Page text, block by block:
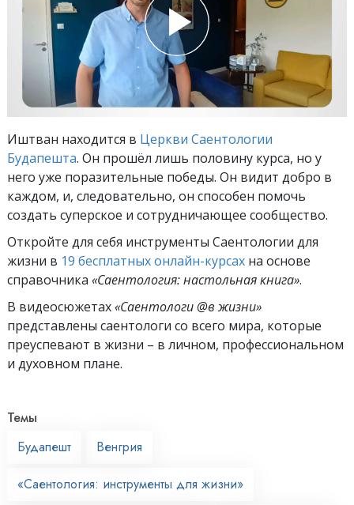
Иштван находится в Церкви Саентологии
Будапешта. Он прошёл лишь половину курса, но у
него уже поразительные победы. Он видит добро в
каждом, и, следовательно, он способен помочь
создать суперское и сотрудничающее сообщество.
Откройте для себя инструменты Саентологии для
жизни в 19 бесплатных онлайн-курсах на основе
справочника «Саентология: настольная книга».
В видеосюжетах«Саентологи @в жизни»
представлены саентологи со всего мира, которые
преуспевают в жизни – в личном, профессиональном
и духовном плане.
Темы
Будапешт
Венгрия
«Саентология: инструменты для жизни»